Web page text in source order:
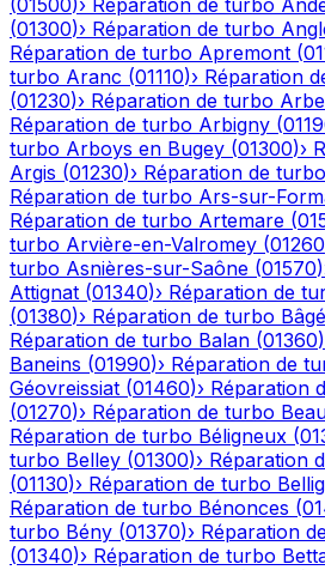
(01500)› Réparation de turbo
(01300)› Réparation de turbo
Réparation de turbo Apremont (
turbo Aranc (01110)› Réparation
(01230)› Réparation de turbo
Réparation de turbo Arbigny (
turbo Arboys en Bugey (01300)›
Argis (01230)› Réparation de turbo
Réparation de turbo Ars-sur-
Réparation de turbo Artemare (
turbo Arvière-en-Valromey (01260
turbo Asnières-sur-Saône (01570)
Attignat (01340)› Réparation de
(01380)› Réparation de turbo
Réparation de turbo Balan (01360)
Baneins (01990)› Réparation de
Géovreissiat (01460)› Réparation
(01270)› Réparation de turbo
Réparation de turbo Béligneux (
turbo Belley (01300)› Réparation
(01130)› Réparation de turbo
Réparation de turbo Bénonces (
turbo Bény (01370)› Réparation
(01340)› Réparation de turbo